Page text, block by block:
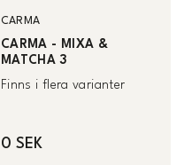
CARMA
CARMA - MIXA &
MATCHA 3
Finns i flera varianter
0 SEK